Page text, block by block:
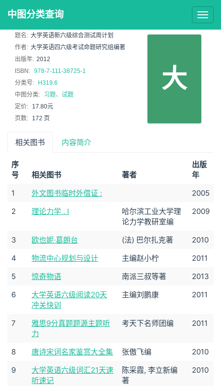
中图分类查询
大
题名: 大学英语新六级综合测试周计划
作者: 大学英语四六级考试命题研究组编著
出版年: 2012
ISBN: 978-7-111-38725-1
分类号:
H319.6
中图分类:
习题、试题
定价:
17.80元
页数:
172 页
相关图书 内容简介
序
号
相关图书 著者
出版
年
1
外文图书临时外借证 :
2005
2
理论力学 . Ⅰ
哈尔滨工业大学理
论力学教研室编
2009
3 欧也妮·葛朗台 (法) 巴尔扎克著
2010
4
物流中心规划与设计 主编赵小柠
2011
5
惊奇物语 南派三叔等著
2013
6
大学英语六级阅读20天
冲关快训
主编刘鹏康 2011
7
雅思9分真题题源主题听
力
考天下名师团编 2011
8 唐诗宋词名家鉴赏大全集 张傲飞编
2010
9
大学英语六级词汇21天速
听速记
陈采霞, 李立新编
著
2010